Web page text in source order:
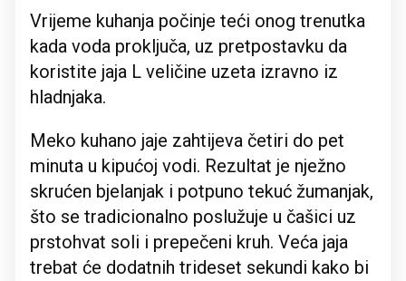
Vrijeme kuhanja počinje teći onog trenutka
kada voda proključa, uz pretpostavku da
koristite jaja L veličine uzeta izravno iz
hladnjaka.
Meko kuhano jaje zahtijeva četiri do pet
minuta u kipućoj vodi. Rezultat je nježno
skrućen bjelanjak i potpuno tekuć žumanjak,
što se tradicionalno poslužuje u čašici uz
prstohvat soli i prepečeni kruh. Veća jaja
trebat će dodatnih trideset sekundi kako bi